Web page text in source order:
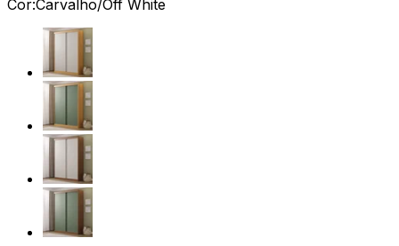
Cor:Carvalho/Off White